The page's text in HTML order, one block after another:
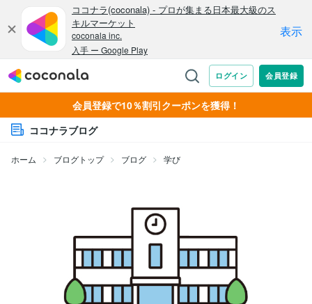
会員登録で10％割引クーポンを獲得！
ココナラブログ
ホーム ブログトップ ブログ 学び